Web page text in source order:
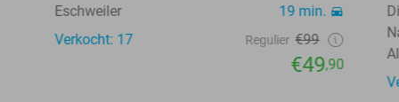
Eschweiler
19 min.
Verkocht: 17
Regulier €99
€49,90